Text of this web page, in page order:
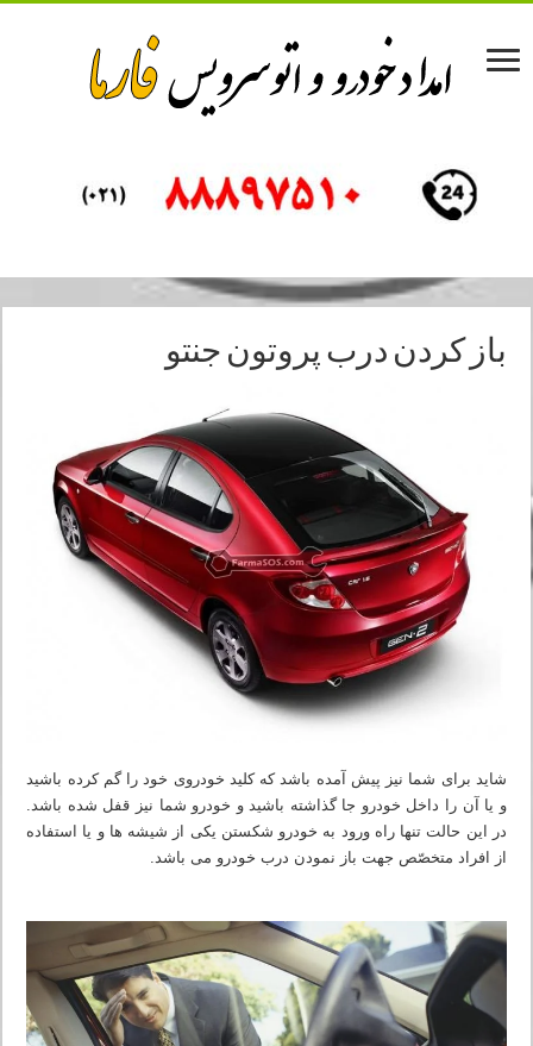
باز کردن درب پروتون جنتو
شاید برای شما نیز پیش آمده باشد که کلید خودروی خود را گم کرده باشید
و یا آن را داخل خودرو جا گذاشته باشید و خودرو شما نیز قفل شده باشد.
در این حالت تنها راه ورود به خودرو شکستن یکی از شیشه ها و یا استفاده
از افراد متخصّص جهت باز نمودن درب خودرو می باشد.